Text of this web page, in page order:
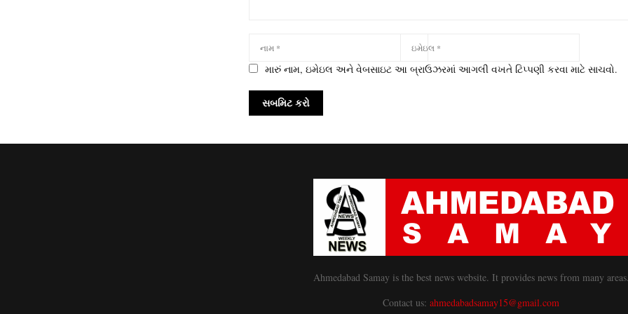
મારું નામ, ઇમેઇલ અને વેબસાઇટ આ બ્રાઉઝરમાં આગલી વખતે ટિપ્પણી કરવા માટે સાચવો.
Ahmedabad Samay is the best news website. It provides news from many
Contact us: ahmedabadsamay15@gmail.com